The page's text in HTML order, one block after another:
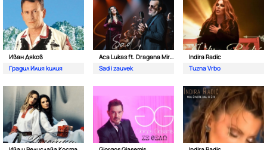
Иван Дяков
Градил Илия килия
Aca Lukas ft. Dragana Mirkovic
Sad i zauvek
Indira Radic
Tuzna Vrbo